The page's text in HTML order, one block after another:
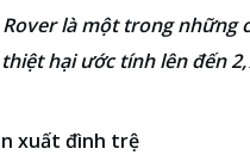
là một trong những
hại ước tính lên đến
xuất đình trệ